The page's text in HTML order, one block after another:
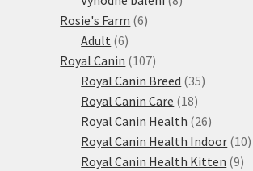
Rosie's Farm 66
Adult 66
produktů
Royal Canin 107107
produktů
Royal Canin Breed 3535
Royal Canin Care 1818
produktů
Royal Canin Health 2626
produktů
Royal Canin Health Indoor 1010
Royal Canin Health Kitten 99